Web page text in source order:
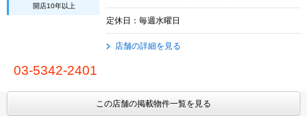
開店10年以上
定休日：毎週水曜日
店舗の詳細を見る
03-5342-2401
この店舗の掲載物件一覧を見る